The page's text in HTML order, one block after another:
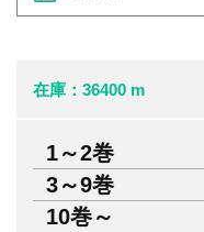
在庫：36400 m
1～2巻
3～9巻
10巻～